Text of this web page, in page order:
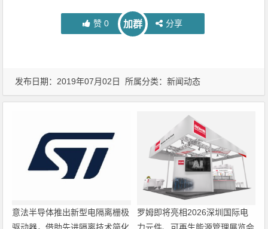
赞 0 加群 分享
发布日期：2019年07月02日 所属分类：新闻动态
意法半导体推出新型电隔离栅极
驱动器，借助先进隔离技术简化
罗姆即将亮相2026深圳国际电
力元件、可再生能源管理展览会